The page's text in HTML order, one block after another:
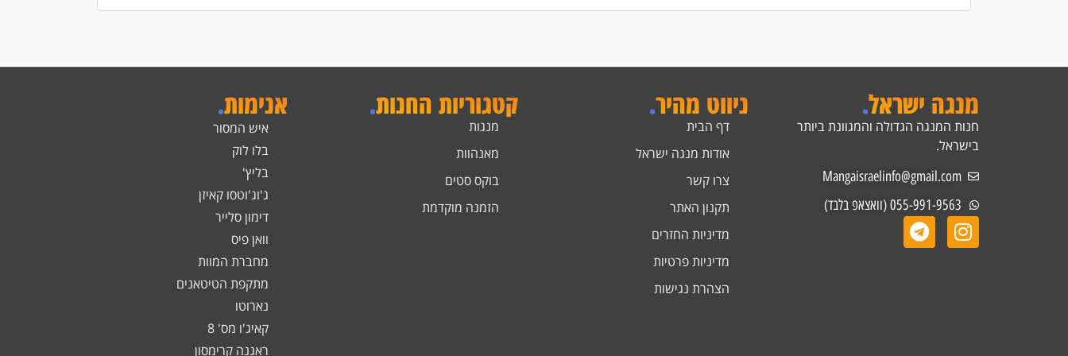
מנגה ישראל.
חנות המנגה הגדולה והמגוונת ביותר
בישראל.
Mangaisraelinfo@gmail.com
055-991-9563 (וואצאפ בלבד)
ניווט מהיר.
דף הבית
אודות מנגה ישראל
צרו קשר
תקנון האתר
מדיניות החזרים
מדיניות פרטיות
הצהרת נגישות
קטגוריות החנות.
מנגות
מאנהוות
בוקס סטים
הזמנה מוקדמת
אנימות.
איש המסור
בלו לוק
בליץ'
ג'וג'וטסו קאיזן
דימון סלייר
וואן פיס
מחברת המוות
מתקפת הטיטאנים
נארוטו
קאיג'ו מס' 8
ראגנה קרימסון